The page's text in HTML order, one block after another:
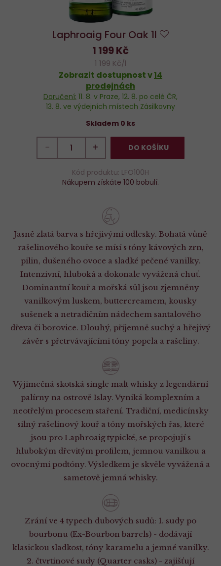
Laphroaig Four Oak 1l
Jasně zlatá barva s hřejivými odlesky. Bohatá vůně
rašelinového kouře se mísí s tóny kávových zrn,
pilin, dušeného ovoce a sladké pečené vanilky.
Intenzivní, hluboká a dokonale vyvážená chuť.
Dominantní kouř a mořská sůl jsou zjemněny
vanilkovým luskem, buttercreamem, kousky
sušenek a netradičním nádechem santalového
dřeva či borovice. Dlouhý, příjemně suchý a hřejivý
závěr s přetrvávajícími tóny popela a rašeliny.
Výjimečná skotská single malt whisky z legendární
palírny na ostrově Islay. Vyniká komplexním a
neotřelým procesem staření. Tradiční, medicínsky
silný rašelinový kouř a tóny mořských řas, které
jsou pro Laphroaig typické, se propojují s
hlubokým dřevitým profilem, jemnou vanilkou a
ovocnými podtóny. Výsledkem je skvěle vyvážená a
sametově jemná whisky.
Zrání ve 4 typech dubových sudů: 1. sudy po
bourbonu (Ex-Bourbon barrels) - dodávají
klasickou sladkost, tóny karamelu a jemné vanilky.
2. čtvrtinové sudy (Quarter casks) - zajišťují
1 199 Kč
1 199 Kč/l
Zobrazit dostupnost v14
prodejnách
Doručení: 11. 8. v Praze, 12. 8. po celé ČR,
13. 8. ve výdejních místech Zásilkovny
Skladem 0 ks
− + DO KOŠÍKU
Kód produktu: LFO100H
Nákupem získáte 100 bobulí.